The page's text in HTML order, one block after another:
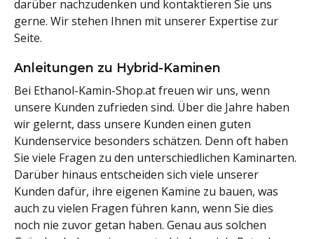
darüber nachzudenken und kontaktieren Sie uns
gerne. Wir stehen Ihnen mit unserer Expertise zur
Seite.
Anleitungen zu Hybrid-Kaminen
Bei Ethanol-Kamin-Shop.at freuen wir uns, wenn
unsere Kunden zufrieden sind. Über die Jahre haben
wir gelernt, dass unsere Kunden einen guten
Kundenservice besonders schätzen. Denn oft haben
Sie viele Fragen zu den unterschiedlichen Kaminarten.
Darüber hinaus entscheiden sich viele unserer
Kunden dafür, ihre eigenen Kamine zu bauen, was
auch zu vielen Fragen führen kann, wenn Sie dies
noch nie zuvor getan haben. Genau aus solchen